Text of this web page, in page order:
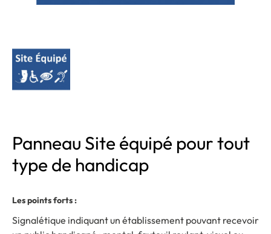
Panneau Site équipé pour tout
type de handicap
Les points forts :
Signalétique indiquant un établissement pouvant recevoir